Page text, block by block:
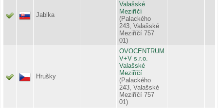
Jablka
Valašské
Meziříčí
(Palackého
243, Valašské
Meziříčí 757
01)
Hrušky
OVOCENTRUM
V+V s.r.o.
Valašské
Meziříčí
(Palackého
243, Valašské
Meziříčí 757
01)